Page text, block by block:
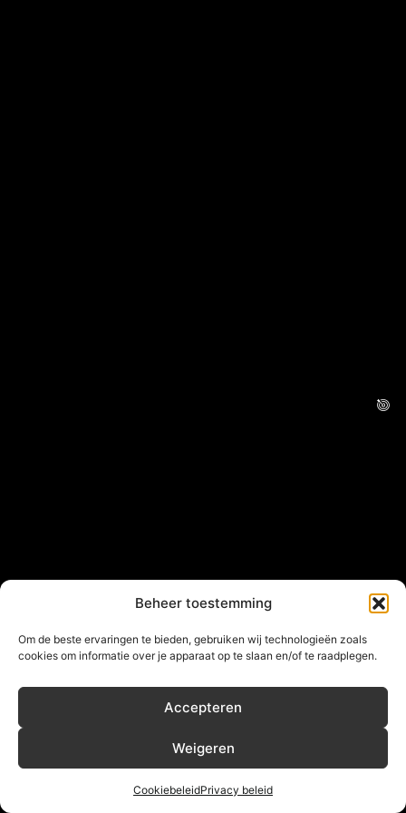
Beheer toestemming
Om de beste ervaringen te bieden, gebruiken wij technologieën zoals
cookies om informatie over je apparaat op te slaan en/of te raadplegen.
Accepteren
Weigeren
CookiebeleidPrivacy beleid